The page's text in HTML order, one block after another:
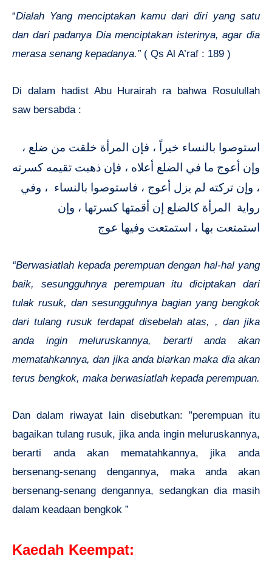
“Dialah Yang menciptakan kamu dari diri yang satu
dan dari padanya Dia menciptakan isterinya, agar dia
merasa senang kepadanya.”( Qs Al A’raf : 189 )
Di dalam hadist Abu Hurairah ra bahwa Rosulullah
saw bersabda :
استوصوا بالنساء خيراً ، فإن المرأة خلقت من ضلع ،
وإن أعوج ما في الضلع أعلاه ، فإن ذهبت تقيمه كسرته
، وإن تركته لم يزل أعوج ، فاستوصوا بالنساء ، وفي
رواية المرأة كالضلع إن أقمتها كسرتها ، وإن
استمتعت بها ، استمتعت وفيها عوج
“Berwasiatlah kepada perempuan dengan hal-hal yang
baik, sesungguhnya perempuan itu diciptakan dari
tulak rusuk, dan sesungguhnya bagian yang bengkok
dari tulang rusuk terdapat disebelah atas, , dan jika
anda ingin meluruskannya, berarti anda akan
mematahkannya, dan jika anda biarkan maka dia akan
terus bengkok, maka berwasiatlah kepada perempuan.
Dan dalam riwayat lain disebutkan: ”perempuan itu
bagaikan tulang rusuk, jika anda ingin meluruskannya,
berarti anda akan mematahkannya, jika anda
bersenang-senang dengannya, maka anda akan
bersenang-senang dengannya, sedangkan dia masih
dalam keadaan bengkok ”
Kaedah Keempat: